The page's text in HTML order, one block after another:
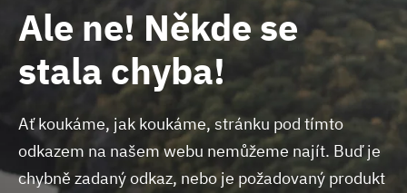
Ale ne! Někde se
stala chyba!
Ať koukáme, jak koukáme, stránku pod tímto
odkazem na našem webu nemůžeme najít. Buď je
chybně zadaný odkaz, nebo je požadovaný produkt